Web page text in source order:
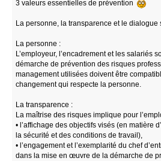
3 valeurs essentielles de prévention
La personne, la transparence et le dialogue
La personne :
L’employeur, l’encadrement et les salariés
démarche de prévention des risques
management utilisées doivent être
changement qui respecte la personne.
La transparence :
La maîtrise des risques implique pour
• l’affichage des objectifs visés (en matière
la sécurité et des conditions de travail),
• l’engagement et l’exemplarité du chef
dans la mise en œuvre de la démarche de